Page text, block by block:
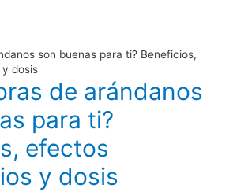
son buenas para ti? Beneficios,
dosis
de arándanos
para ti?
efectos
y dosis